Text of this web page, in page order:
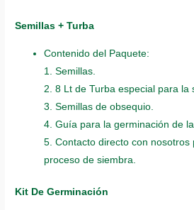
Semillas + Turba
Contenido del Paquete:
1. Semillas.
2. 8 Lt de Turba especial para la
3. Semillas de obsequio.
4. Guía para la germinación de
5. Contacto directo con nosotros
proceso de siembra.
Kit De Germinación